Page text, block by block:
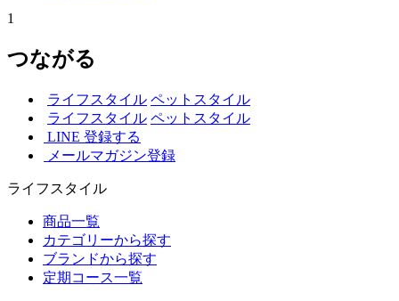
1
つながる
ライフスタイル ペットスタイル
ライフスタイル ペットスタイル
LINE 登録する
メールマガジン登録
ライフスタイル
商品一覧
カテゴリーから探す
ブランドから探す
定期コース一覧